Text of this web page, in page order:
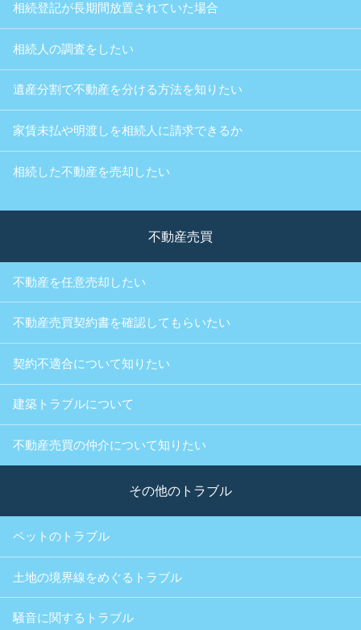
相続登記が長期間放置されていた場合
相続人の調査をしたい
遺産分割で不動産を分ける方法を知りたい
家賃未払や明渡しを相続人に請求できるか
相続した不動産を売却したい
不動産売買
不動産を任意売却したい
不動産売買契約書を確認してもらいたい
契約不適合について知りたい
建築トラブルについて
不動産売買の仲介について知りたい
その他のトラブル
ペットのトラブル
土地の境界線をめぐるトラブル
騒音に関するトラブル